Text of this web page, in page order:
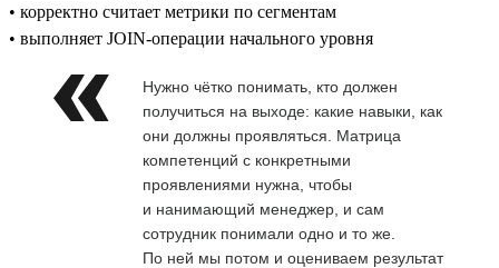
• корректно считает метрики по сегментам
• выполняет JOIN-операции начального уровня
Нужно чётко понимать, кто должен
получиться на выходе: какие навыки, как
они должны проявляться. Матрица
компетенций с конкретными
проявлениями нужна, чтобы
и нанимающий менеджер, и сам
сотрудник понимали одно и то же.
По ней мы потом и оцениваем результат